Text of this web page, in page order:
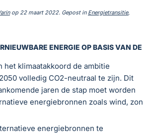
op 22 maart 2022. Gepost in Energietransitie,
ENERGIE OP BASIS VAN DE
het klimaatakkoord de ambitie
volledig CO2-neutraal te zijn. Dit
jaren de stap moet worden
energiebronnen zoals wind, zon
energiebronnen te